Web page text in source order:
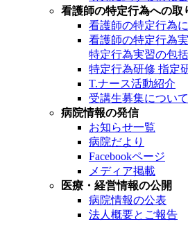
看護師の特定行為への取
看護師の特定行為
看護師の特定行為
特定行為実習の包
特定行為研修 指定
T.ナース活動紹介
受講生募集について
病院情報の発信
お知らせ一覧
病院だより
Facebookページ
メディア掲載
医療・経営情報の公開
病院情報の公表
法人概要とご報告